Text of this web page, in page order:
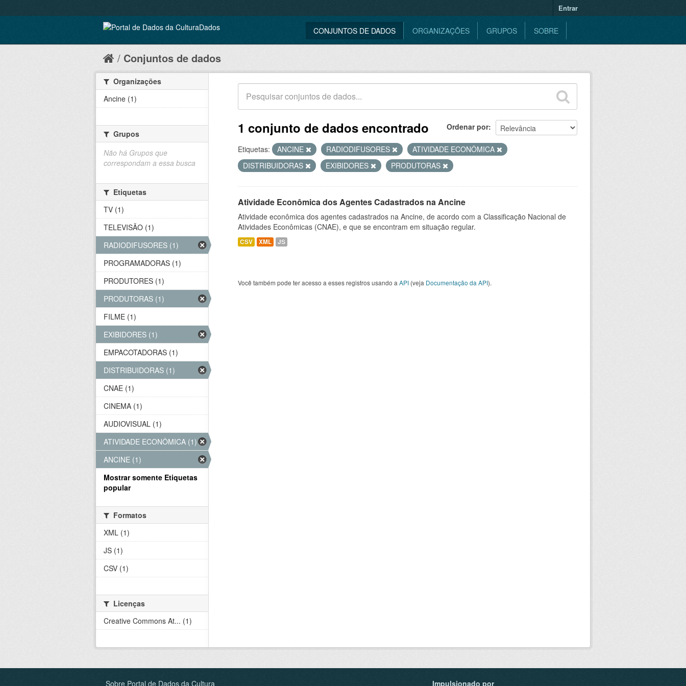
Entrar
CONJUNTOS DE DADOS ORGANIZAÇÕES GRUPOS SOBRE
Conjuntos de dados
Ordenar por
1 conjunto de dados encontrado
Etiquetas: ANCINE RADIODIFUSORES
ATIVIDADE ECONÔMICA
DISTRIBUIDORAS
EXIBIDORES PRODUTORAS
Atividade Econômica dos Agentes Cadastrados na Ancine
Atividade econômica dos agentes cadastrados na Ancine, de acordo com a Classificação Nacional de
Atividades Econômicas (CNAE), e que se encontram em situação regular.
CSV XML JS
Você também pode ter acesso a esses registros usando a API (veja Documentação da API).
Organizações
Ancine (1)
Grupos
Não há Grupos que
correspondam a essa busca
Etiquetas
TV (1)
TELEVISÃO (1)
RADIODIFUSORES (1)
PROGRAMADORAS (1)
PRODUTORES (1)
PRODUTORAS (1)
FILME (1)
EXIBIDORES (1)
EMPACOTADORAS (1)
DISTRIBUIDORAS (1)
CNAE (1)
CINEMA (1)
AUDIOVISUAL (1)
ATIVIDADE ECONÔMICA (1)
ANCINE (1)
Mostrar somente Etiquetas
popular
Formatos
XML (1)
JS (1)
CSV (1)
Licenças
Creative Commons At... (1)
Sobre Portal de Dados da Cultura Impulsionado por